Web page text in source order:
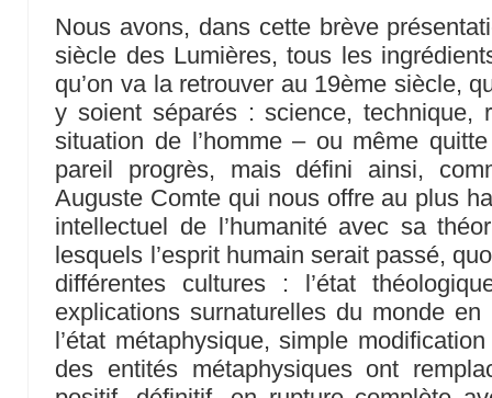
Nous avons, dans cette brève
siècle des Lumières, tous les
qu’on va la retrouver au 19ème siècle,
y soient séparés : science, technique,
situation de l’homme – ou même
pareil progrès, mais défini ainsi,
Auguste Comte qui nous offre au plus
intellectuel de l’humanité avec sa
lesquels l’esprit humain serait passé,
différentes cultures : l’état
explications surnaturelles du monde
l’état métaphysique, simple
des entités métaphysiques ont